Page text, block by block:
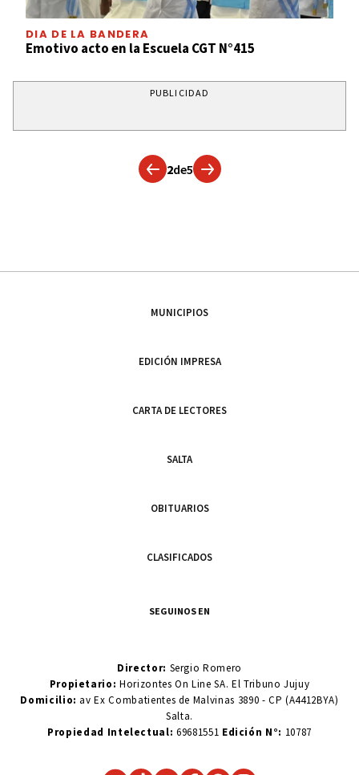
DIA DE LA BANDERA
Emotivo acto en la Escuela CGT N°415
PUBLICIDAD
2de5
MUNICIPIOS
EDICIÓN IMPRESA
CARTA DE LECTORES
SALTA
OBITUARIOS
CLASIFICADOS
SEGUINOS EN
Director: Sergio Romero
Propietario:Horizontes On Line SA. El Tribuno Jujuy
Domicilio: av Ex Combatientes de Malvinas 3890 - CP (A4412BYA)
Salta.
Propiedad Intelectual: 69681551 Edición N°: 10787